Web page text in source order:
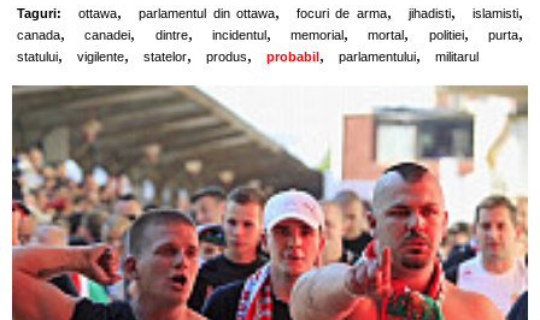
Taguri: ottawa, parlamentul din ottawa, focuri de arma, jihadisti, islamisti,
canada, canadei, dintre, incidentul, memorial , mortal , politiei, purta,
statului, vigilente, statelor, produs, probabil , parlamentului, militarul